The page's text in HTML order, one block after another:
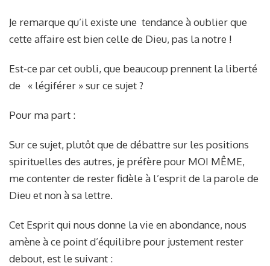
Je remarque qu’il existe une tendance à oublier que
cette affaire est bien celle de Dieu, pas la notre !
Est-ce par cet oubli, que beaucoup prennent la liberté
de « légiférer » sur ce sujet ?
Pour ma part :
Sur ce sujet, plutôt que de débattre sur les positions
spirituelles des autres, je préfère pour MOI MÊME,
me contenter de rester fidèle à l’esprit de la parole de
Dieu et non à sa lettre.
Cet Esprit qui nous donne la vie en abondance, nous
amène à ce point d’équilibre pour justement rester
debout, est le suivant :